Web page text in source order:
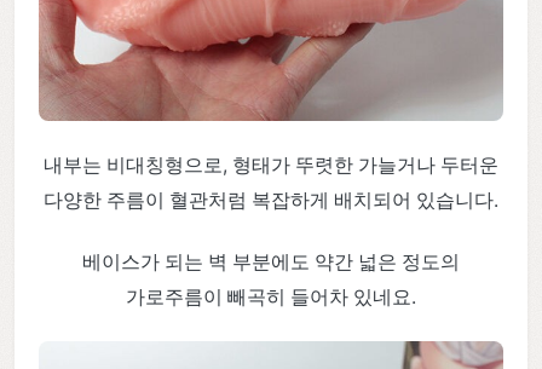
내부는 비대칭형으로, 형태가 뚜렷한 가늘거나 두터운
다양한 주름이 혈관처럼 복잡하게 배치되어 있습니다.
베이스가 되는 벽 부분에도 약간 넓은 정도의
가로주름이 빼곡히 들어차 있네요.